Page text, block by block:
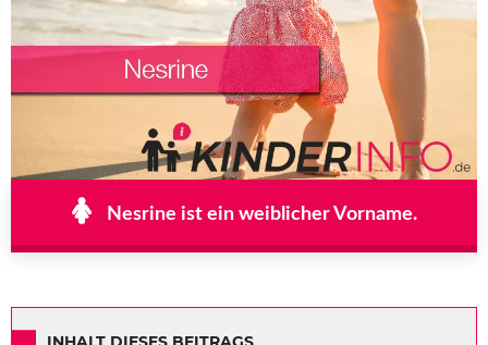
Nesrine ist ein weiblicher Vorname.